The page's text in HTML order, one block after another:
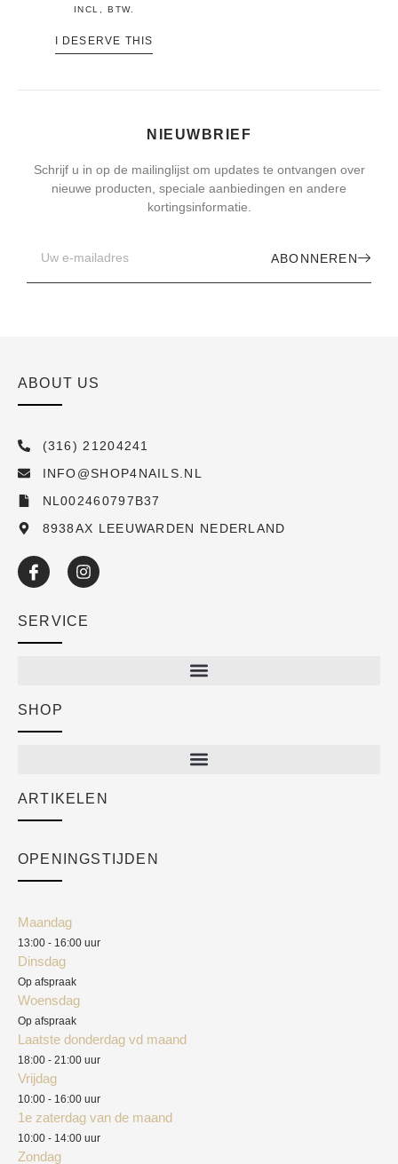
INCL, BTW.
I DESERVE THIS
NIEUWBRIEF
Schrijf u in op de mailinglijst om updates te ontvangen over
nieuwe producten, speciale aanbiedingen en andere
kortingsinformatie.
ABONNEREN
ABOUT US
(316) 21204241
INFO@SHOP4NAILS.NL
NL002460797B37
8938AX LEEUWARDEN NEDERLAND
SERVICE
Academy
SHOP
ARTIKELEN
OPENINGSTIJDEN
Maandag
13:00 - 16:00 uur
Dinsdag
Op afspraak
Woensdag
Op afspraak
Laatste donderdag vd maand
18:00 - 21:00 uur
Vrijdag
10:00 - 16:00 uur
1e zaterdag van de maand
10:00 - 14:00 uur
Zondag